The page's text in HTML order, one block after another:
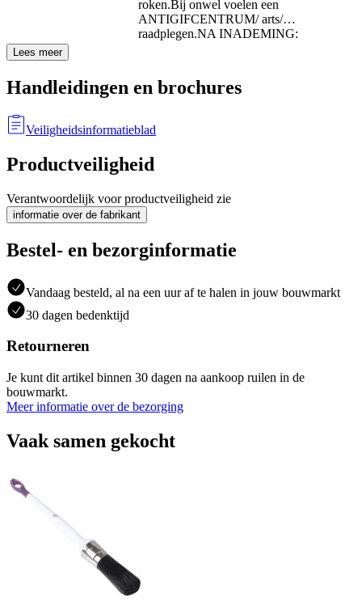
roken.Bij onwel voelen een
ANTIGIFCENTRUM/ arts/…
raadplegen.NA INADEMING:
Lees meer
Handleidingen en brochures
Veiligheidsinformatieblad
Productveiligheid
Verantwoordelijk voor productveiligheid zie
informatie over de fabrikant
Bestel- en bezorginformatie
Vandaag besteld, al na een uur af te halen in jouw bouwmarkt
30 dagen bedenktijd
Retourneren
Je kunt dit artikel binnen 30 dagen na aankoop ruilen in de
bouwmarkt.
Meer informatie over de bezorging
Vaak samen gekocht